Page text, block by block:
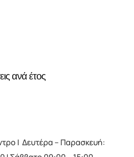
ανά έτος
| Δευτέρα – Παρασκευή: